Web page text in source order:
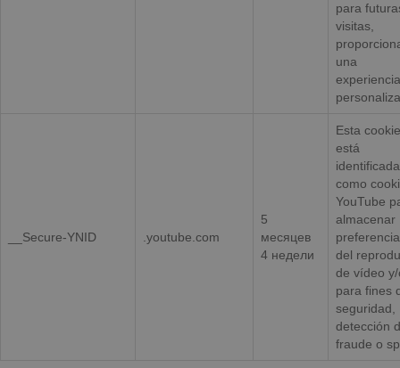
para
visitas,
una
experiencia
__Secure-YNID .youtube.com
5
месяцев
4 недели
Esta cookie
está
identificada
como
YouTube
almacenar
del
de vídeo
para fines
seguridad,
detección
fraude o